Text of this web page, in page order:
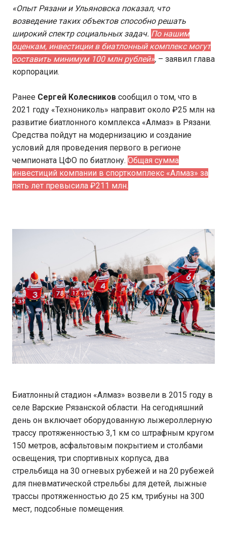
«Опыт Рязани и Ульяновска показал, что
возведение таких объектов способно решать
широкий спектр социальных задач. По нашим
оценкам, инвестиции в биатлонный комплекс могут
составить минимум 100 млн рублей», – заявил глава
корпорации.
Ранее Сергей Колесников сообщил о том, что в
2021 году «Технониколь» направит около ₽25 млн на
развитие биатлонного комплекса «Алмаз» в Рязани.
Средства пойдут на модернизацию и создание
условий для проведения первого в регионе
чемпионата ЦФО по биатлону. Общая сумма
инвестиций компании в спорткомплекс «Алмаз» за
пять лет превысила ₽211 млн.
Биатлонный стадион «Алмаз» возвели в 2015 году в
селе Варские Рязанской области. На сегодняшний
день он включает оборудованную лыжероллерную
трассу протяженностью 3,1 км со штрафным кругом
150 метров, асфальтовым покрытием и столбами
освещения, три спортивных корпуса, два
стрельбища на 30 огневых рубежей и на 20 рубежей
для пневматической стрельбы для детей, лыжные
трассы протяженностью до 25 км, трибуны на 300
мест, подсобные помещения.